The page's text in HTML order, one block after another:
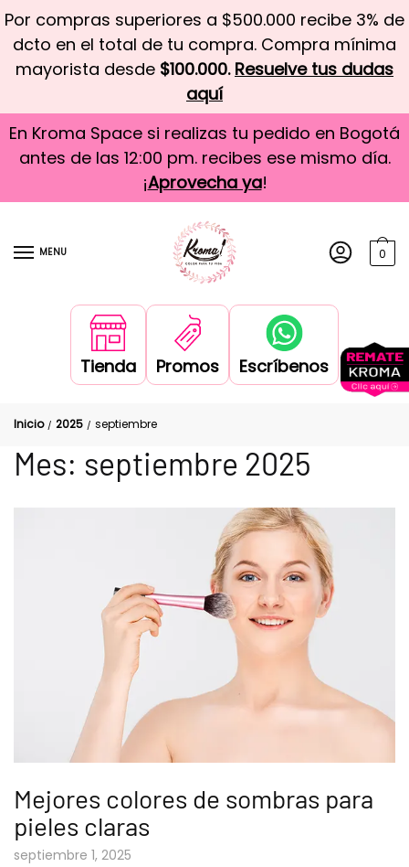
Por compras superiores a $500.000 recibe 3% de
dcto en el total de tu compra. Compra mínima
mayorista desde $100.000. Resuelve tus dudas
aquí
En Kroma Space si realizas tu pedido en Bogotá
antes de las 12:00 pm. recibes ese mismo día.
¡Aprovecha ya!
MENU 0
Tienda Promos Escríbenos
Inicio / 2025 / septiembre
Mes: septiembre 2025
Mejores colores de sombras para
pieles claras
septiembre 1, 2025